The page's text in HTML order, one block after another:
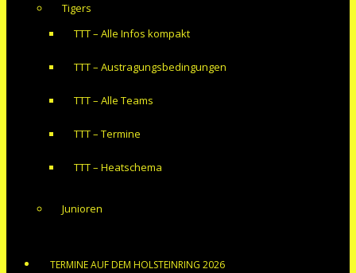
Tigers
TTT – Alle Infos kompakt
TTT – Austragungsbedingungen
TTT – Alle Teams
TTT – Termine
TTT – Heatschema
Junioren
TERMINE AUF DEM HOLSTEINRING 2026